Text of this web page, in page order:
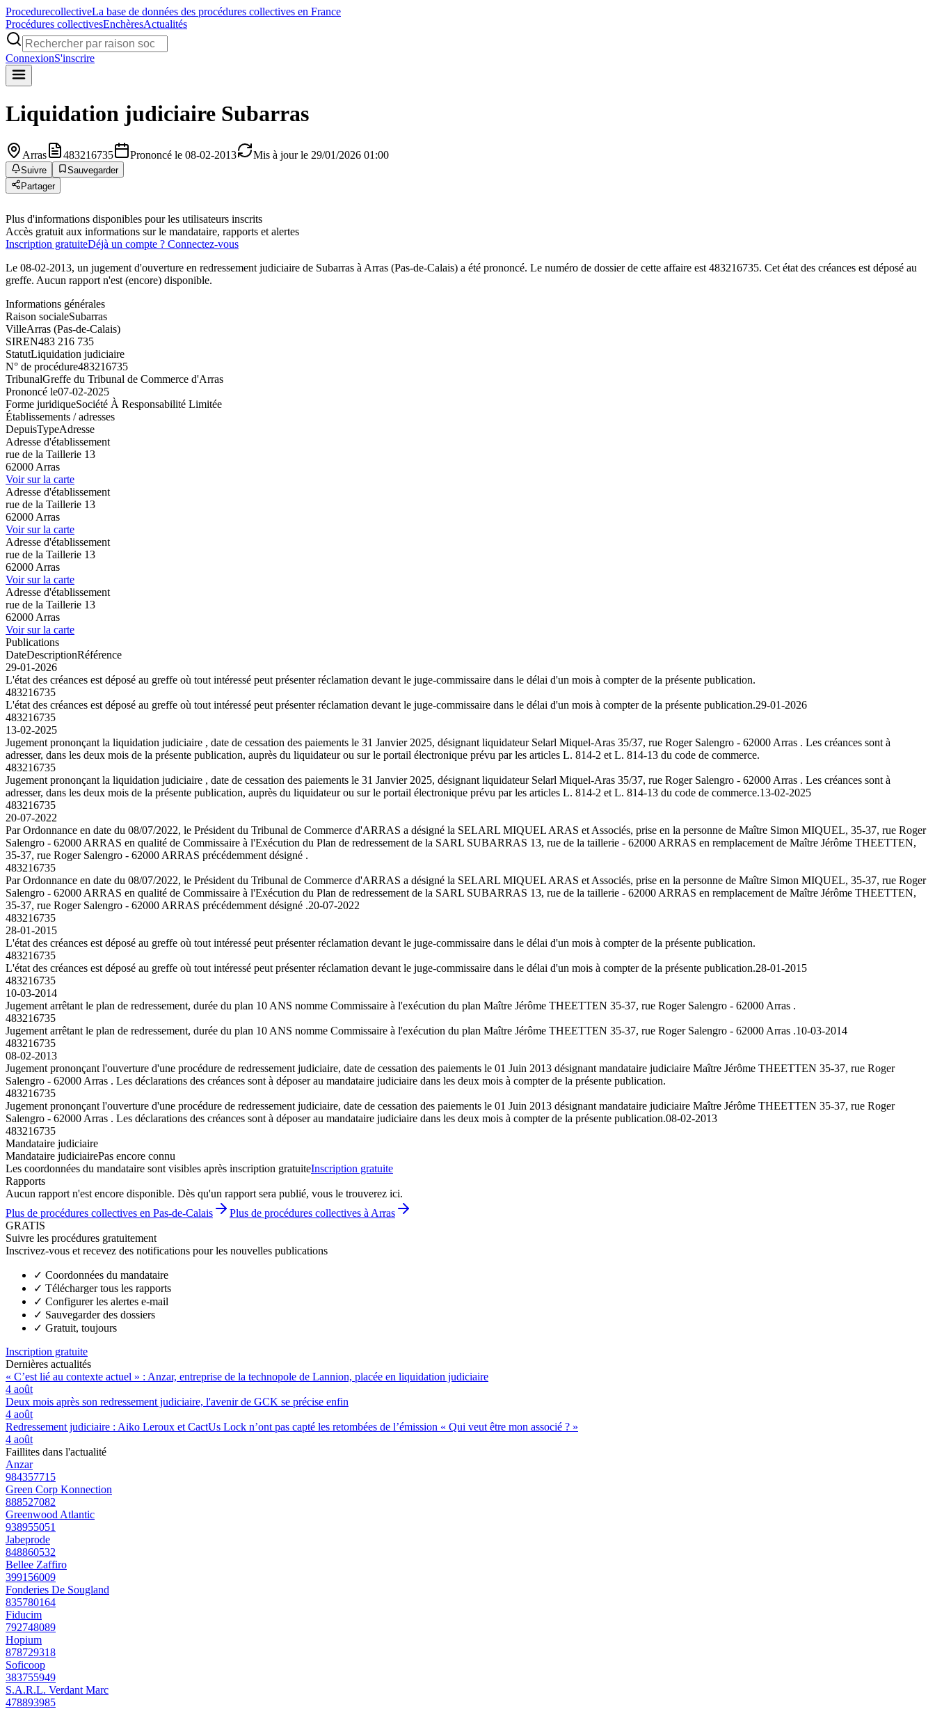
ProcedurecollectiveLa base de données des procédures collectives en France
Procédures collectivesEnchèresActualités
ConnexionS'inscrire
Liquidation judiciaire Subarras
Arras 483216735 Prononcé le 08-02-2013 Mis à jour le 29/01/2026 01:00
Suivre
Sauvegarder
Partager
Plus d'informations disponibles pour les utilisateurs inscrits
Accès gratuit aux informations sur le mandataire, rapports et alertes
Inscription gratuiteDéjà un compte ? Connectez-vous
Le 08-02-2013, un jugement d'ouverture en redressement judiciaire de Subarras à Arras (Pas-de-Calais) a été prononcé. Le numéro de dossier de cette affaire est 483216735. Cet état des créances est déposé au
greffe. Aucun rapport n'est (encore) disponible.
Informations générales
Raison socialeSubarras
VilleArras (Pas-de-Calais)
SIREN483 216 735
StatutLiquidation judiciaire
N° de procédure483216735
TribunalGreffe du Tribunal de Commerce d'Arras
Prononcé le07-02-2025
Forme juridiqueSociété À Responsabilité Limitée
Établissements / adresses
DepuisTypeAdresse
Adresse d'établissement
rue de la Taillerie 13
62000 Arras
Voir sur la carte
Adresse d'établissement
rue de la Taillerie 13
62000 Arras
Voir sur la carte
Adresse d'établissement
rue de la Taillerie 13
62000 Arras
Voir sur la carte
Adresse d'établissement
rue de la Taillerie 13
62000 Arras
Voir sur la carte
Publications
DateDescriptionRéférence
29-01-2026
L'état des créances est déposé au greffe où tout intéressé peut présenter réclamation devant le juge-commissaire dans le délai d'un mois à compter de la présente publication.
483216735
L'état des créances est déposé au greffe où tout intéressé peut présenter réclamation devant le juge-commissaire dans le délai d'un mois à compter de la présente publication.29-01-2026
483216735
13-02-2025
Jugement prononçant la liquidation judiciaire , date de cessation des paiements le 31 Janvier 2025, désignant liquidateur Selarl Miquel-Aras 35/37, rue Roger Salengro - 62000 Arras . Les créances sont à
adresser, dans les deux mois de la présente publication, auprès du liquidateur ou sur le portail électronique prévu par les articles L. 814-2 et L. 814-13 du code de commerce.
483216735
Jugement prononçant la liquidation judiciaire , date de cessation des paiements le 31 Janvier 2025, désignant liquidateur Selarl Miquel-Aras 35/37, rue Roger Salengro - 62000 Arras . Les créances sont à
adresser, dans les deux mois de la présente publication, auprès du liquidateur ou sur le portail électronique prévu par les articles L. 814-2 et L. 814-13 du code de commerce.13-02-2025
483216735
20-07-2022
Par Ordonnance en date du 08/07/2022, le Président du Tribunal de Commerce d'ARRAS a désigné la SELARL MIQUEL ARAS et Associés, prise en la personne de Maître Simon MIQUEL, 35-37, rue Roger
Salengro - 62000 ARRAS en qualité de Commissaire à l'Exécution du Plan de redressement de la SARL SUBARRAS 13, rue de la taillerie - 62000 ARRAS en remplacement de Maître Jérôme THEETTEN,
35-37, rue Roger Salengro - 62000 ARRAS précédemment désigné .
483216735
Par Ordonnance en date du 08/07/2022, le Président du Tribunal de Commerce d'ARRAS a désigné la SELARL MIQUEL ARAS et Associés, prise en la personne de Maître Simon MIQUEL, 35-37, rue Roger
Salengro - 62000 ARRAS en qualité de Commissaire à l'Exécution du Plan de redressement de la SARL SUBARRAS 13, rue de la taillerie - 62000 ARRAS en remplacement de Maître Jérôme THEETTEN,
35-37, rue Roger Salengro - 62000 ARRAS précédemment désigné .20-07-2022
483216735
28-01-2015
L'état des créances est déposé au greffe où tout intéressé peut présenter réclamation devant le juge-commissaire dans le délai d'un mois à compter de la présente publication.
483216735
L'état des créances est déposé au greffe où tout intéressé peut présenter réclamation devant le juge-commissaire dans le délai d'un mois à compter de la présente publication.28-01-2015
483216735
10-03-2014
Jugement arrêtant le plan de redressement, durée du plan 10 ANS nomme Commissaire à l'exécution du plan Maître Jérôme THEETTEN 35-37, rue Roger Salengro - 62000 Arras .
483216735
Jugement arrêtant le plan de redressement, durée du plan 10 ANS nomme Commissaire à l'exécution du plan Maître Jérôme THEETTEN 35-37, rue Roger Salengro - 62000 Arras .10-03-2014
483216735
08-02-2013
Jugement prononçant l'ouverture d'une procédure de redressement judiciaire, date de cessation des paiements le 01 Juin 2013 désignant mandataire judiciaire Maître Jérôme THEETTEN 35-37, rue Roger
Salengro - 62000 Arras . Les déclarations des créances sont à déposer au mandataire judiciaire dans les deux mois à compter de la présente publication.
483216735
Jugement prononçant l'ouverture d'une procédure de redressement judiciaire, date de cessation des paiements le 01 Juin 2013 désignant mandataire judiciaire Maître Jérôme THEETTEN 35-37, rue Roger
Salengro - 62000 Arras . Les déclarations des créances sont à déposer au mandataire judiciaire dans les deux mois à compter de la présente publication.08-02-2013
483216735
Mandataire judiciaire
Mandataire judiciairePas encore connu
Les coordonnées du mandataire sont visibles après inscription gratuiteInscription gratuite
Rapports
Aucun rapport n'est encore disponible. Dès qu'un rapport sera publié, vous le trouverez ici.
Plus de procédures collectives en Pas-de-Calais
Plus de procédures collectives à Arras
GRATIS
Suivre les procédures gratuitement
Inscrivez-vous et recevez des notifications pour les nouvelles publications
✓ Coordonnées du mandataire
✓ Télécharger tous les rapports
✓ Configurer les alertes e-mail
✓ Sauvegarder des dossiers
✓ Gratuit, toujours
Inscription gratuite
Dernières actualités
« C’est lié au contexte actuel » : Anzar, entreprise de la technopole de Lannion, placée en liquidation judiciaire
4 août
Deux mois après son redressement judiciaire, l'avenir de GCK se précise enfin
4 août
Redressement judiciaire : Aiko Leroux et CactUs Lock n’ont pas capté les retombées de l’émission « Qui veut être mon associé ? »
4 août
Faillites dans l'actualité
Anzar
984357715
Green Corp Konnection
888527082
Greenwood Atlantic
938955051
Jabeprode
848860532
Bellee Zaffiro
399156009
Fonderies De Sougland
835780164
Fiducim
792748089
Hopium
878729318
Soficoop
383755949
S.A.R.L. Verdant Marc
478893985